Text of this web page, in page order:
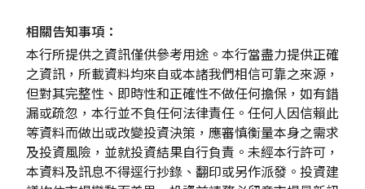
相關告知事項：
本行所提供之資訊僅供參考用途。本行當盡力提供正確
之資訊，所載資料均來自或本諸我們相信可靠之來源，
但對其完整性、即時性和正確性不做任何擔保，如有錯
漏或疏忽，本行並不負任何法律責任。任何人因信賴此
等資料而做出或改變投資決策，應審慎衡量本身之需求
及投資風險，並就投資結果自行負責。未經本行許可，
本資料及訊息不得逕行抄錄、翻印或另作派發。投資建